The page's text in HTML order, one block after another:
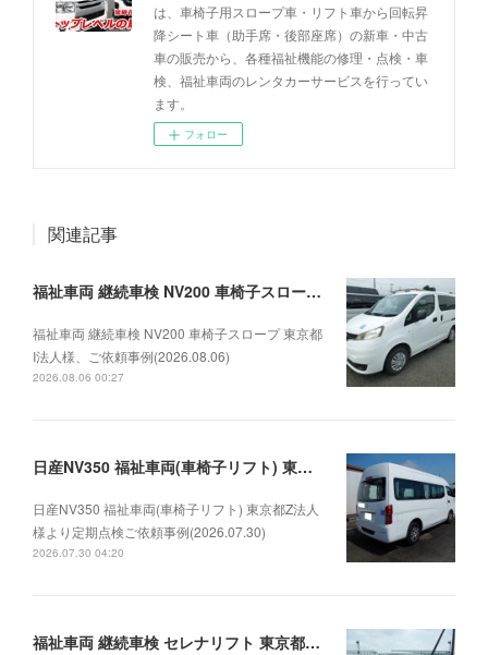
は、車椅子用スロープ車・リフト車から回転昇
降シート車（助手席・後部座席）の新車・中古
車の販売から、各種福祉機能の修理・点検・車
検、福祉車両のレンタカーサービスを行ってい
ます。
フォロー
関連記事
福祉車両 継続車検 NV200 車椅子スロープ 東京都I法人様、ご依頼事例(2026.08.06)
福祉車両 継続車検 NV200 車椅子スロープ 東京都
I法人様、ご依頼事例(2026.08.06)
2026.08.06 00:27
日産NV350 福祉車両(車椅子リフト) 東京都Z法人様より定期点検ご依頼事例(2026.07.30)
日産NV350 福祉車両(車椅子リフト) 東京都Z法人
様より定期点検ご依頼事例(2026.07.30)
2026.07.30 04:20
福祉車両 継続車検 セレナリフト 東京都W様、ご依頼事例(2026.07.28)